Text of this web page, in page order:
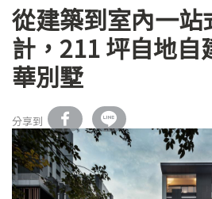
從建築到室內一站
計，211 坪自地自
華別墅
分享到